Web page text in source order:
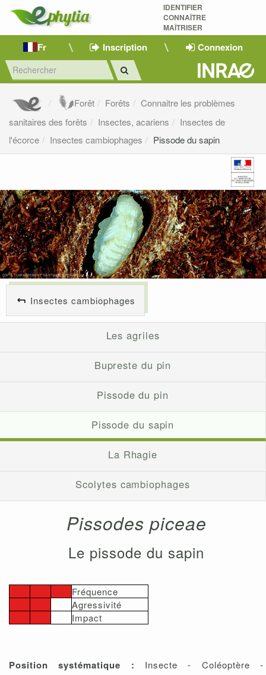
IDENTIFIER
CONNAÎTRE
MAÎTRISER
Fr Inscription Connexion
Forêt Forêts
Connaitre les problèmes
sanitaires des forêts
Insectes, acariens
Insectes de
l'écorce
Insectes cambiophages Pissode du sapin
Insectes cambiophages
Les agriles
Bupreste du pin
Pissode du pin
Pissode du sapin
La Rhagie
Scolytes cambiophages
Pissodes piceae
Le pissode du sapin
Fréquence
Agressivité
Impact
Position systématique : Insecte - Coléoptère -